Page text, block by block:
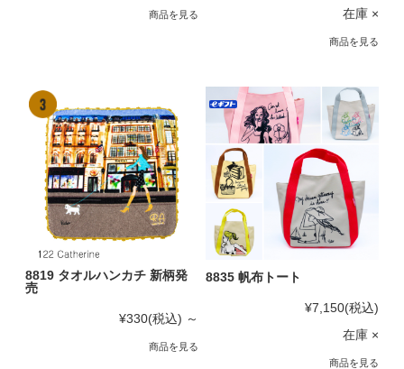
商品を見る
在庫 ×
商品を見る
8819 タオルハンカチ 新柄発
売
¥330(税込) ～
商品を見る
8835 帆布トート
¥7,150(税込)
在庫 ×
商品を見る